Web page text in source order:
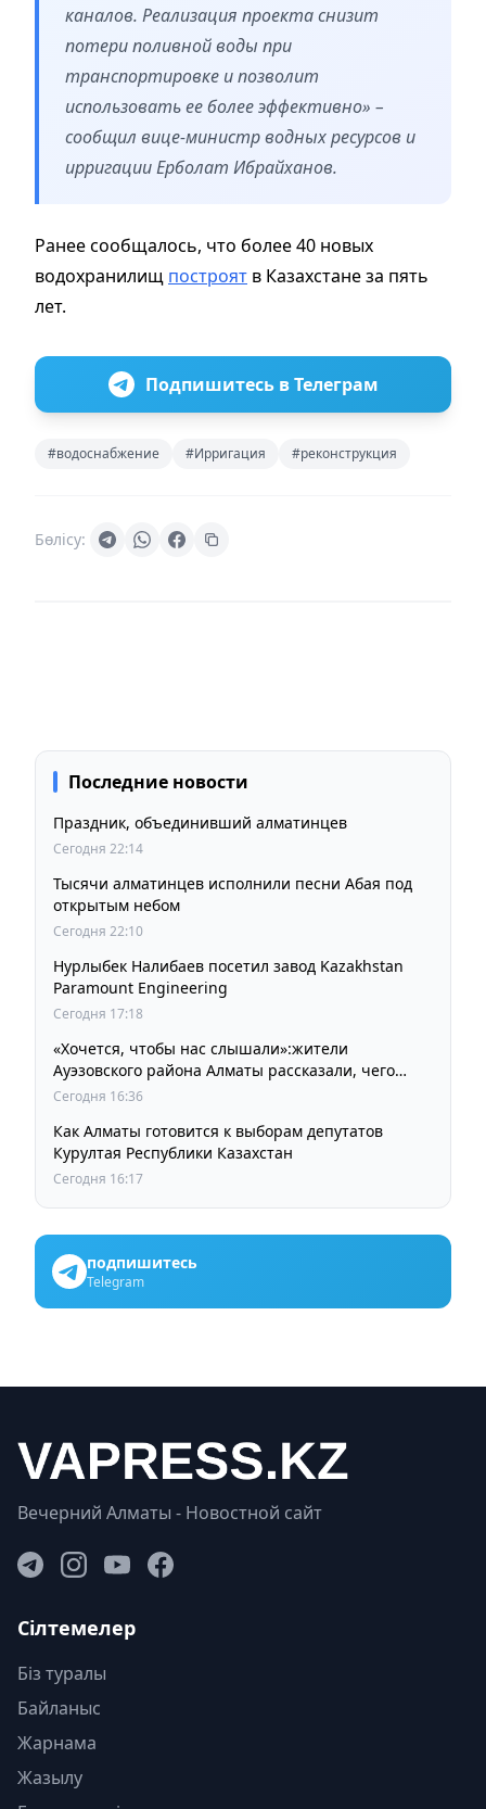
каналов. Реализация проекта снизит
потери поливной воды при
транспортировке и позволит
использовать ее более эффективно» –
сообщил вице-министр водных ресурсов и
ирригации Ерболат Ибрайханов.
Ранее сообщалось, что более 40 новых
водохранилищ построят в Казахстане за пять
лет.
Подпишитесь в Телеграм
#водоснабжение #Ирригация #реконструкция
Бөлісу:
Последние новости
Праздник, объединивший алматинцев
Сегодня 22:14
Тысячи алматинцев исполнили песни Абая под
открытым небом
Сегодня 22:10
Нурлыбек Налибаев посетил завод Kazakhstan
Paramount Engineering
Сегодня 17:18
«Хочется, чтобы нас слышали»:жители
Ауэзовского района Алматы рассказали, чего
ждут от выборов депутатов Курултая
Сегодня 16:36
Как Алматы готовится к выборам депутатов
Курултая Республики Казахстан
Сегодня 16:17
подпишитесь
Telegram
Вечерний Алматы - Новостной сайт
Сілтемелер
Біз туралы
Байланыс
Жарнама
Жазылу